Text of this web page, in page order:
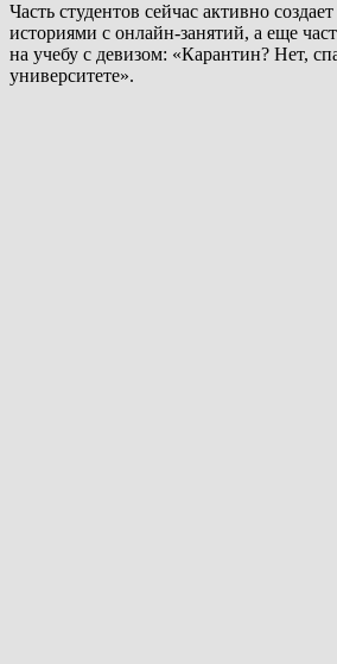
Часть студентов сейчас активно
историями с онлайн-занятий, а еще
на учебу с девизом: «Карантин? Нет,
университете».